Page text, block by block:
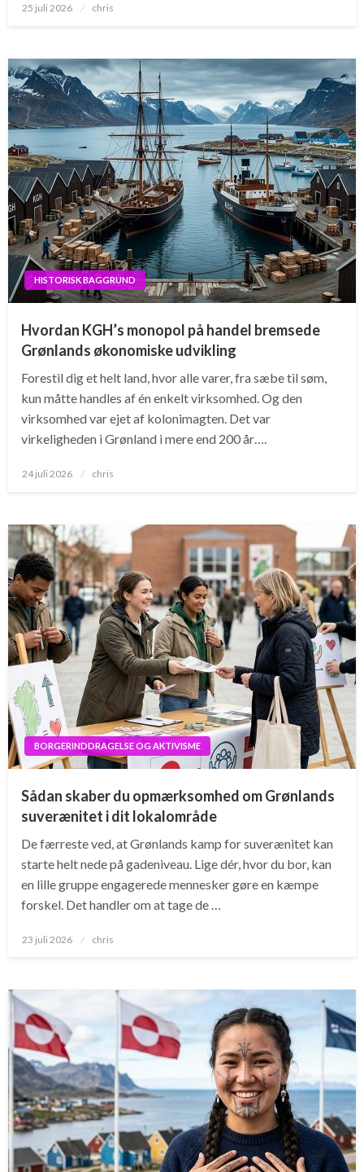
Posted
25 juli 2026 chris
HISTORISK BAGGRUND
Hvordan KGH’s monopol på handel bremsede
Grønlands økonomiske udvikling
Forestil dig et helt land, hvor alle varer, fra sæbe til søm,
kun måtte handles af én enkelt virksomhed. Og den
virksomhed var ejet af kolonimagten. Det var
virkeligheden i Grønland i mere end 200 år….
Posted
24 juli 2026 chris
BORGERINDDRAGELSE OG AKTIVISME
Sådan skaber du opmærksomhed om Grønlands
suverænitet i dit lokalområde
De færreste ved, at Grønlands kamp for suverænitet kan
starte helt nede på gadeniveau. Lige dér, hvor du bor, kan
en lille gruppe engagerede mennesker gøre en kæmpe
forskel. Det handler om at tage de …
Posted
23 juli 2026 chris